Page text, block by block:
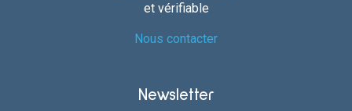
et vérifiable
Nous contacter
Newsletter